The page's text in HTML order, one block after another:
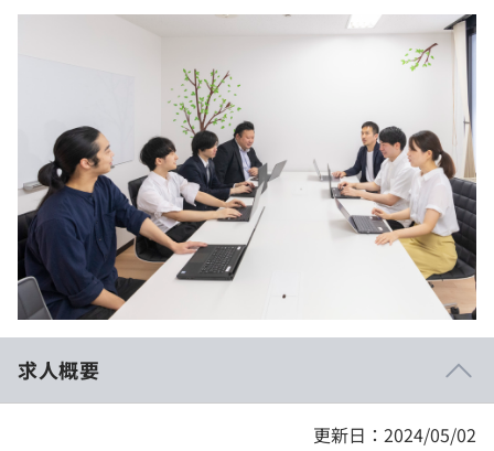
就活成功ガイド
プラン
個人向けプラン
法人向けプラン
学校向けプラン
契約内容・クーポン
Tech Team Journal
paizaとは？
求人概要
更新日：2024/05/02